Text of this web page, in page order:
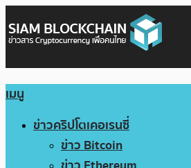
เมนู
ข่าวคริปโตเคอเรนซี่
ข่าว Bitcoin